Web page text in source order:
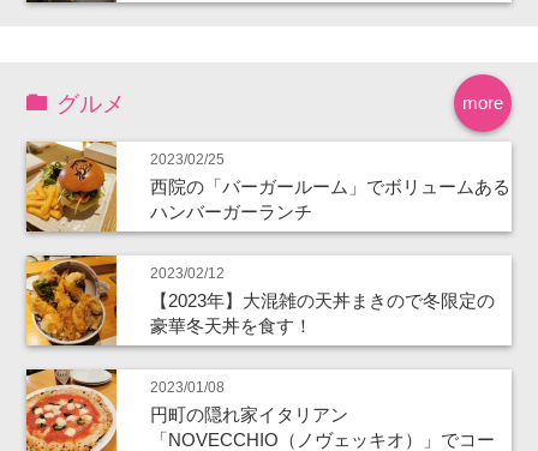
more
グルメ
2023/02/25
西院の「バーガールーム」でボリュームある
ハンバーガーランチ
2023/02/12
【2023年】大混雑の天丼まきので冬限定の
豪華冬天丼を食す！
2023/01/08
円町の隠れ家イタリアン
「NOVECCHIO（ノヴェッキオ）」でコー